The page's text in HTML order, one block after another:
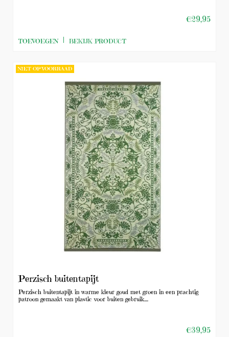
€29,95
TOEVOEGEN BEKIJK PRODUCT
NIET OP VOORRAAD
Perzisch buitentapijt
Perzisch buitentapijt in warme kleur goud met groen in een prachtig
patroon gemaakt van plastic voor buiten gebruik....
€39,95